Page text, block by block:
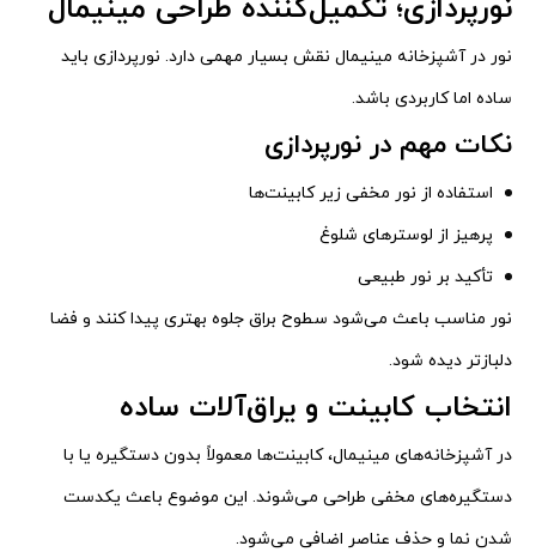
نورپردازی؛ تکمیل‌کننده طراحی مینیمال
نور در آشپزخانه مینیمال نقش بسیار مهمی دارد. نورپردازی باید
ساده اما کاربردی باشد.
نکات مهم در نورپردازی
استفاده از نور مخفی زیر کابینت‌ها
پرهیز از لوسترهای شلوغ
تأکید بر نور طبیعی
نور مناسب باعث می‌شود سطوح براق جلوه بهتری پیدا کنند و فضا
دلبازتر دیده شود.
انتخاب کابینت و یراق‌آلات ساده
در آشپزخانه‌های مینیمال، کابینت‌ها معمولاً بدون دستگیره یا با
دستگیره‌های مخفی طراحی می‌شوند. این موضوع باعث یکدست
شدن نما و حذف عناصر اضافی می‌شود.